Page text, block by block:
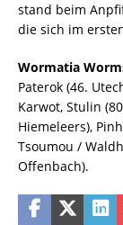
stand beim
die sich im
Wormatia
Paterok (46.
Karwot, Stulin
Hiemeleers),
Tsoumou /
Offenbach).